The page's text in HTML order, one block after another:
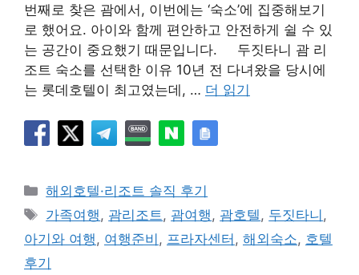
번째로 찾은 괌에서, 이번에는 ‘숙소’에 집중해보기
로 했어요. 아이와 함께 편안하고 안전하게 쉴 수 있
는 공간이 중요했기 때문입니다. 두짓타니 괌 리
조트 숙소를 선택한 이유 10년 전 다녀왔을 당시에
는 롯데호텔이 최고였는데, … 더 읽기
카
테
리
해외호텔·리조트 솔직 후기
태
그
가족여행, 괌리조트, 괌여행, 괌호텔, 두짓타니 ,
아기와 여행, 여행준비 , 프라자센터 , 해외숙소, 호텔
후기